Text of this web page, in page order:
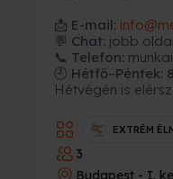
📩 E-mail:
💬 Chat: jobb
📞 Telefon:
🕘 Hétfő–Péntek:
Hétvégén is
EXTRÉM
3
Budapest - I.